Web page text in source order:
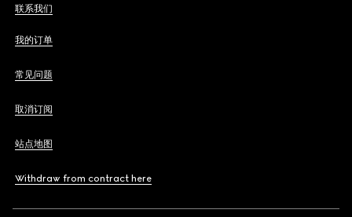
联系我们
我的订单
常见问题
取消订阅
站点地图
Withdraw from contract here